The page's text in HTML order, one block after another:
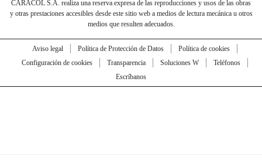
CARACOL S.A. realiza una reserva expresa de las reproducciones y usos de las obras
y otras prestaciones accesibles desde este sitio web a medios de lectura mecánica u otros
medios que resulten adecuados.
Aviso legal Política de Protección de Datos
Política de cookies
Configuración de cookies
Transparencia Soluciones W
Teléfonos
Escríbanos